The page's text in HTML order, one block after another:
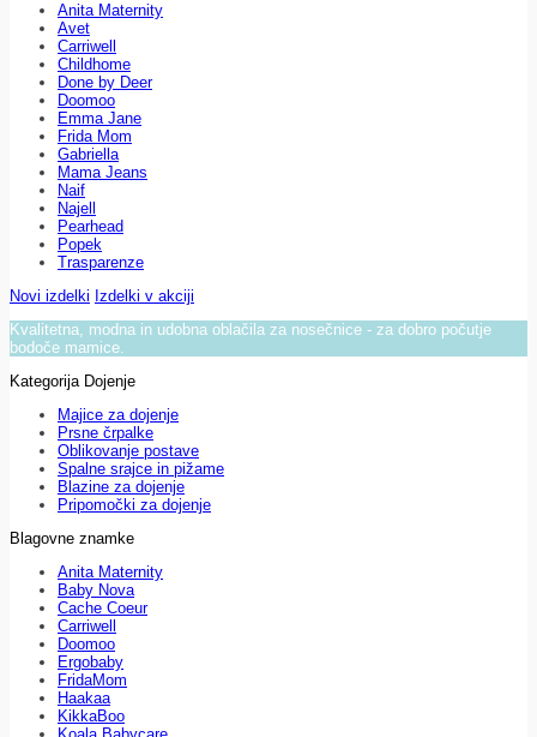
Anita Maternity
Avet
Carriwell
Childhome
Done by Deer
Doomoo
Emma Jane
Frida Mom
Gabriella
Mama Jeans
Naif
Najell
Pearhead
Popek
Trasparenze
Novi izdelki Izdelki v akciji
Kvalitetna, modna in udobna oblačila za nosečnice - za dobro počutje
bodoče mamice.
Kategorija Dojenje
Majice za dojenje
Prsne črpalke
Oblikovanje postave
Spalne srajce in pižame
Blazine za dojenje
Pripomočki za dojenje
Blagovne znamke
Anita Maternity
Baby Nova
Cache Coeur
Carriwell
Doomoo
Ergobaby
FridaMom
Haakaa
KikkaBoo